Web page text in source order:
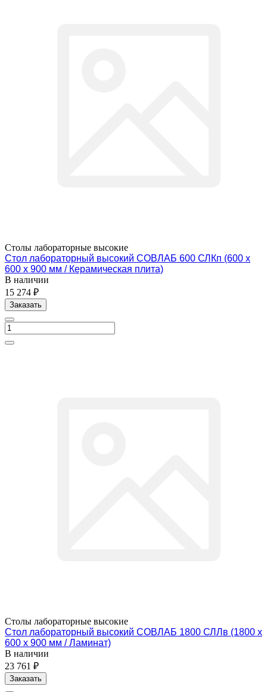
Столы лабораторные высокие
Стол лабораторный высокий СОВЛАБ 600 СЛКп (600 х
600 х 900 мм / Керамическая плита)
В наличии
15 274 ₽
Заказать
Столы лабораторные высокие
Стол лабораторный высокий СОВЛАБ 1800 СЛЛв (1800 х
600 х 900 мм / Ламинат)
В наличии
23 761 ₽
Заказать